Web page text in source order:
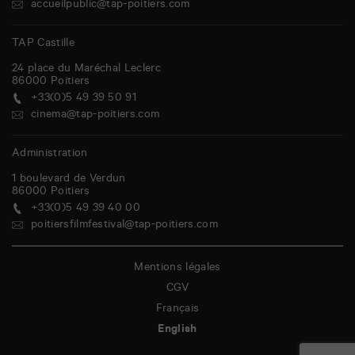
accueilpublic@tap-poitiers.com
TAP Castille
24 place du Maréchal Leclerc
86000 Poitiers
+33(0)5 49 39 50 91
cinema@tap-poitiers.com
Administration
1 boulevard de Verdun
86000 Poitiers
+33(0)5 49 39 40 00
poitiersfilmfestival@tap-poitiers.com
Mentions légales
CGV
Français
English